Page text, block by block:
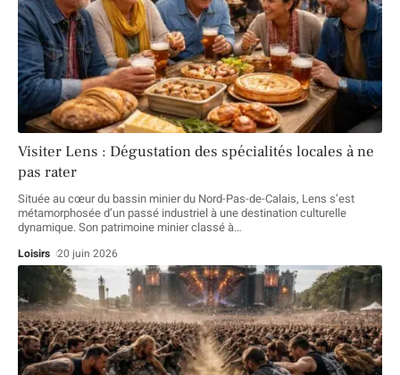
Visiter Lens : Dégustation des spécialités locales à ne
pas rater
Située au cœur du bassin minier du Nord-Pas-de-Calais, Lens s’est
métamorphosée d’un passé industriel à une destination culturelle
dynamique. Son patrimoine minier classé à…
Loisirs 20 juin 2026